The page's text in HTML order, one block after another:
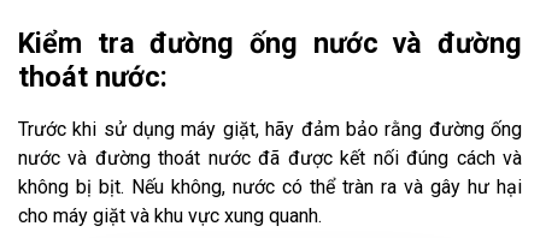
Kiểm tra đường ống nước và đường
thoát nước:
Trước khi sử dụng máy giặt, hãy đảm bảo rằng đường ống
nước và đường thoát nước đã được kết nối đúng cách và
không bị bịt. Nếu không, nước có thể tràn ra và gây hư hại
cho máy giặt và khu vực xung quanh.